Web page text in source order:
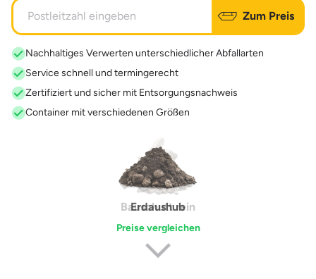
Zum Preis
Nachhaltiges Verwerten unterschiedlicher Abfallarten
Service schnell und termingerecht
Zertifiziert und sicher mit Entsorgungsnachweis
Container mit verschiedenen Größen
Erdaushub
Preise vergleichen